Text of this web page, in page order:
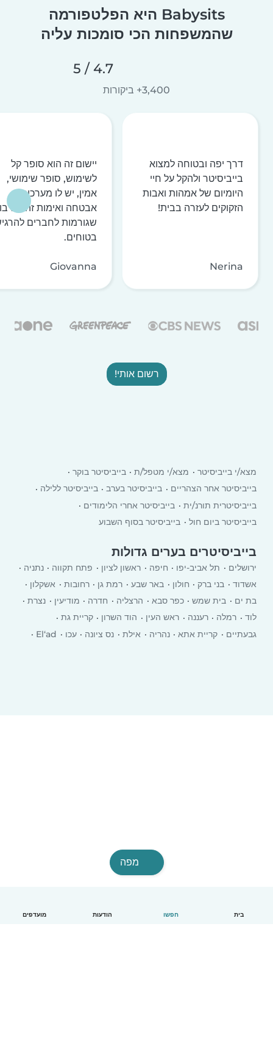
בית חפשו הודעות מועדפים
Babysits היא הפלטפורמה
שהמשפחות הכי סומכות עליה
4.7 / 5
3,400+ ביקורות
דרך יפה ובטוחה למצוא
בייביסיטר ולהקל על חיי
היומיום של אמהות ואבות
הזקוקים לעזרה בבית!
Nerina
יישום זה הוא סופר קל
לשימוש, סופר שימושי,
אמין, יש לו מערכות
אבטחה ואימות זהות
שגורמות לחברים
בטוחים.
Giovanna
רשום אותי!
מצא/י בייביסיטר מצא/י מטפל/ת
בייביסיטר בוקר
בייביסיטר אחר הצהריים
בייביסיטר בערב
בייביסיטר ללילה
בייביסיטרית תורנ/ית
בייביסיטר אחרי הלימודים
בייביסיטר ביום חול
בייביסיטר בסוף השבוע
בייביסיטרים בערים גדולות
ירושלים תל אביב-יפו חיפה ראשון לציון פתח תקווה
נתניה
אשדוד
בני ברק חולון באר שבע רמת גן רחובות
אשקלון
בת ים
בית שמש כפר סבא הרצליה חדרה מודיעין
נצרת
לוד
רמלה רעננה ראש העין הוד השרון
קריית גת
גבעתיים
קריית אתא ‏נהריה אילת נס ציונה עכו
El‘ad
מפה